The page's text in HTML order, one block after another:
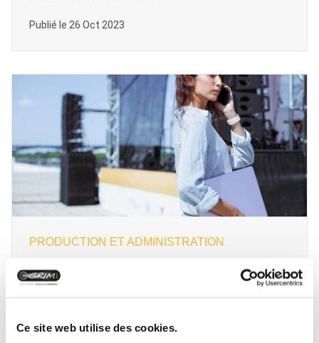
Ce site web utilise des cookies.
Publié le 26 Oct 2023
PRODUCTION ET ADMINISTRATION
QUELLES SONT LES MISSIONS D’UN CHARGÉ
Publié le 30 Avr 2025